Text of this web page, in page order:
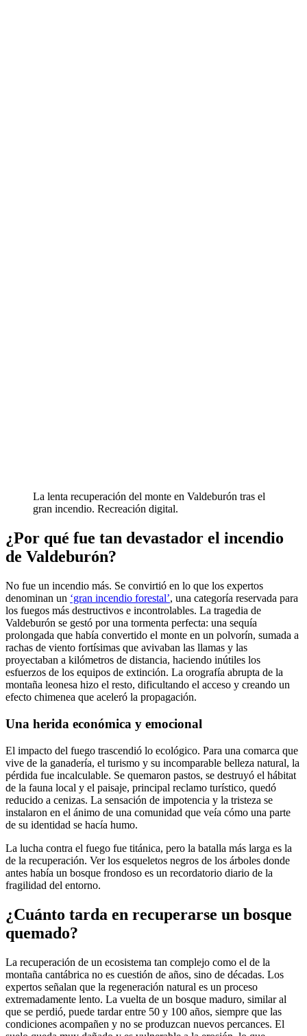
La lenta recuperación del monte en Valdeburón tras el
gran incendio. Recreación digital.
¿Por qué fue tan devastador el incendio
de Valdeburón?
No fue un incendio más. Se convirtió en lo que los expertos
denominan un ‘gran incendio forestal’, una categoría reservada para
los fuegos más destructivos e incontrolables. La tragedia de
Valdeburón se gestó por una tormenta perfecta: una sequía
prolongada que había convertido el monte en un polvorín, sumada a
rachas de viento fortísimas que avivaban las llamas y las
proyectaban a kilómetros de distancia, haciendo inútiles los
esfuerzos de los equipos de extinción. La orografía abrupta de la
montaña leonesa hizo el resto, dificultando el acceso y creando un
efecto chimenea que aceleró la propagación.
Una herida económica y emocional
El impacto del fuego trascendió lo ecológico. Para una comarca que
vive de la ganadería, el turismo y su incomparable belleza natural, la
pérdida fue incalculable. Se quemaron pastos, se destruyó el hábitat
de la fauna local y el paisaje, principal reclamo turístico, quedó
reducido a cenizas. La sensación de impotencia y la tristeza se
instalaron en el ánimo de una comunidad que veía cómo una parte
de su identidad se hacía humo.
La lucha contra el fuego fue titánica, pero la batalla más larga es la
de la recuperación. Ver los esqueletos negros de los árboles donde
antes había un bosque frondoso es un recordatorio diario de la
fragilidad del entorno.
¿Cuánto tarda en recuperarse un bosque
quemado?
La recuperación de un ecosistema tan complejo como el de la
montaña cantábrica no es cuestión de años, sino de décadas. Los
expertos señalan que la regeneración natural es un proceso
extremadamente lento. La vuelta de un bosque maduro, similar al
que se perdió, puede tardar entre 50 y 100 años, siempre que las
condiciones acompañen y no se produzcan nuevos percances. El